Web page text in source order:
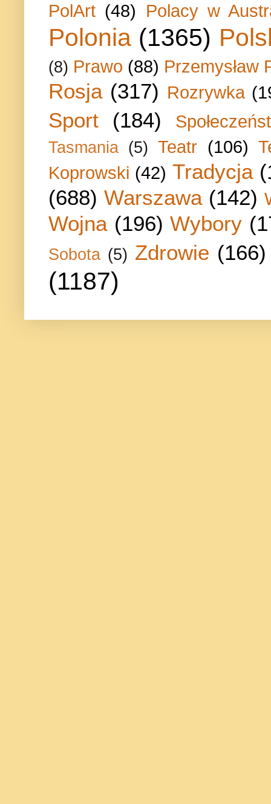
PolArt (48) Polacy w
Polonia (1365)
(8) Prawo (88) Przemysław
Rosja (317) Rozrywka
Sport (184)
Tasmania (5) Teatr (106)
Koprowski (42) Tradycja
(688) Warszawa (142)
Wojna (196) Wybory
Sobota (5) Zdrowie (166)
(1187)